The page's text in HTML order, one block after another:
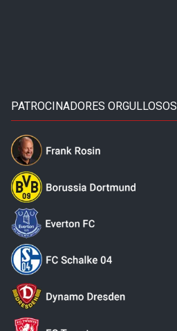
PATROCINADORES ORGULLOSOS